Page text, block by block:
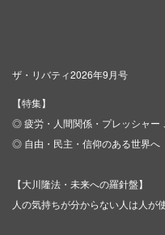
ザ・リバティ2026年9月号
【特集】
◎ 疲労・人間関係・プレッシャー
◎ 自由・民主・信仰のある世界へ
【大川隆法・未来への羅針盤】
人の気持ちが分からない人は人が